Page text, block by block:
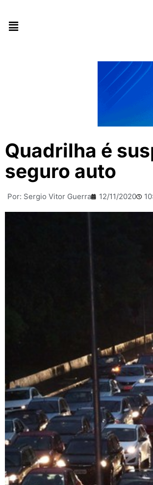
Quadrilha é
seguro auto
Por: Sergio Vitor Guerra 12/11/2020